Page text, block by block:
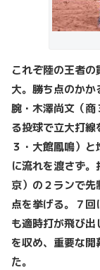
これぞ陸の王者
大。勝ち点のか
腕・木澤尚文（
る投球で立大打
３・大館鳳鳴）
に流れを渡さず
京）の２ランで
点を挙げる。７
も適時打が飛び
を収め、重要な
た。